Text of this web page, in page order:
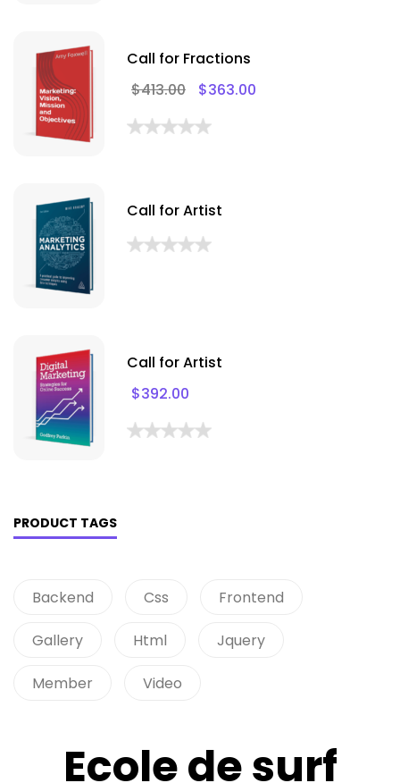
Call for Fractions
$413.00 $363.00
Call for Artist
Call for Artist
$392.00
PRODUCT TAGS
Backend Css Frontend
Gallery Html Jquery
Member Video
Ecole de surf